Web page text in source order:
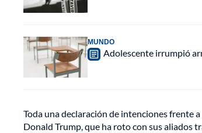
MUNDO
Adolescente irrumpió
Toda una declaración de intenciones frente
Donald Trump, que ha roto con sus aliados